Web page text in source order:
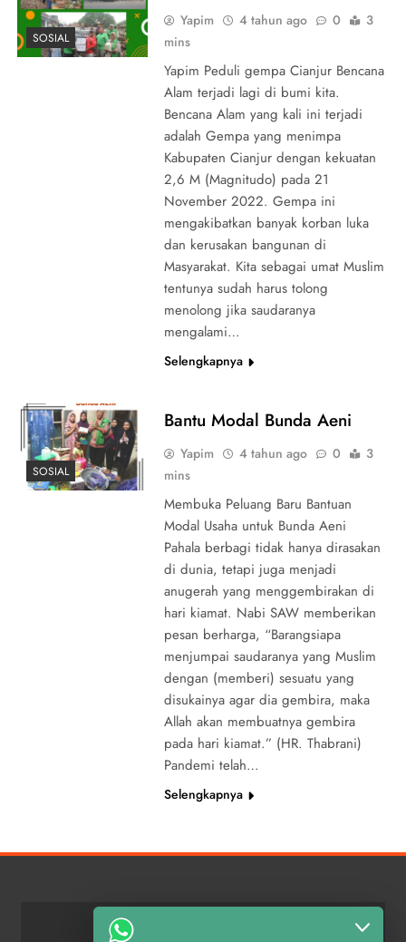
SOSIAL
Yapim 4 tahun ago 0
3
mins
Yapim Peduli gempa Cianjur Bencana
Alam terjadi lagi di bumi kita.
Bencana Alam yang kali ini terjadi
adalah Gempa yang menimpa
Kabupaten Cianjur dengan kekuatan
2,6 M (Magnitudo) pada 21
November 2022. Gempa ini
mengakibatkan banyak korban luka
dan kerusakan bangunan di
Masyarakat. Kita sebagai umat Muslim
tentunya sudah harus tolong
menolong jika saudaranya
mengalami…
Selengkapnya
SOSIAL
Bantu Modal Bunda Aeni
Yapim 4 tahun ago 0
3
mins
Membuka Peluang Baru Bantuan
Modal Usaha untuk Bunda Aeni
Pahala berbagi tidak hanya dirasakan
di dunia, tetapi juga menjadi
anugerah yang menggembirakan di
hari kiamat. Nabi SAW memberikan
pesan berharga, “Barangsiapa
menjumpai saudaranya yang Muslim
dengan (memberi) sesuatu yang
disukainya agar dia gembira, maka
Allah akan membuatnya gembira
pada hari kiamat.” (HR. Thabrani)
Pandemi telah…
Selengkapnya